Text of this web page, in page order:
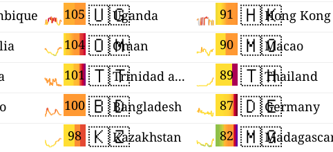
105
104
101
100
98
🇺🇬 91
Uganda
🇴🇲 90
Oman
🇹🇹 89
Trinidad and Tobago
🇧🇩 87
Bangladesh
🇰🇿 82
Kazakhstan
🇭🇰Hong Kong
🇲🇴Macao
🇹🇭Thailand
🇩🇪Germany
🇲🇬